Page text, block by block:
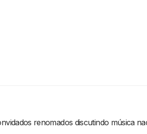
renomados discutindo música